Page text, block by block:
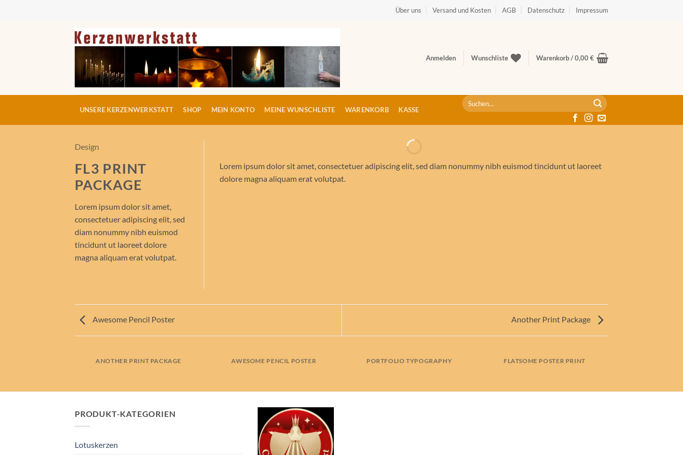
Über uns Versand und Kosten AGB Datenschutz Impressum
Anmelden Wunschliste Warenkorb /0,00€
UNSERE KERZENWERKSTATT SHOP MEIN KONTO MEINE WUNSCHLISTE WARENKORB KASSE
Suche
nach:
Design
FL3 PRINT
PACKAGE
Lorem ipsum dolor sit amet,
consectetuer adipiscing elit, sed
diam nonummy nibh euismod
tincidunt ut laoreet dolore
magna aliquam erat volutpat.
Lorem ipsum dolor sit amet, consectetuer adipiscing elit, sed diam nonummy nibh euismod tincidunt ut laoreet
dolore magna aliquam erat volutpat.
Awesome Pencil Poster Another Print Package
ANOTHER PRINT PACKAGE AWESOME PENCIL POSTER PORTFOLIO TYPOGRAPHY FLATSOME POSTER PRINT
PRODUKT-KATEGORIEN
Lotuskerzen